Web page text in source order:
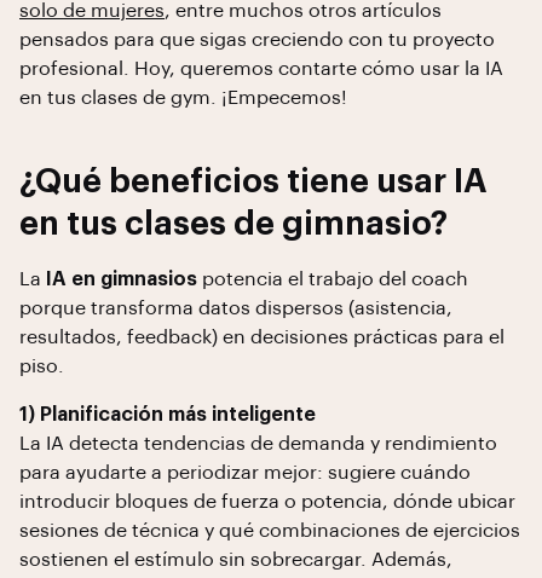
solo de mujeres, entre muchos otros artículos
pensados para que sigas creciendo con tu proyecto
profesional. Hoy, queremos contarte cómo usar la IA
en tus clases de gym. ¡Empecemos!
¿Qué beneficios tiene usar IA
en tus clases de gimnasio?
La IA en gimnasios potencia el trabajo del coach
porque transforma datos dispersos (asistencia,
resultados, feedback) en decisiones prácticas para el
piso.
1) Planificación más inteligente
La IA detecta tendencias de demanda y rendimiento
para ayudarte a periodizar mejor: sugiere cuándo
introducir bloques de fuerza o potencia, dónde ubicar
sesiones de técnica y qué combinaciones de ejercicios
sostienen el estímulo sin sobrecargar. Además,